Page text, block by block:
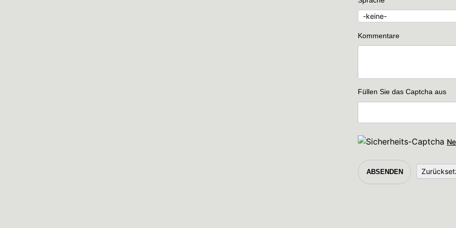
Kommentare
Füllen Sie das Captcha aus